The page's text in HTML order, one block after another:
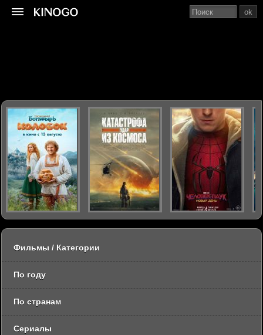
ok
Фильмы / Категории
По году
По странам
Сериалы